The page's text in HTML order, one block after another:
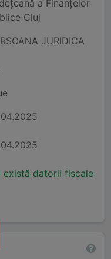
a Finanţelor
Cluj
JURIDICA
există datorii fiscale